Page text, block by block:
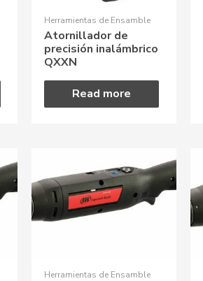
Herramientas de Ensamble
Atornillador de
precisión inalámbrico
QXXN
Read more
Herramientas de Ensamble